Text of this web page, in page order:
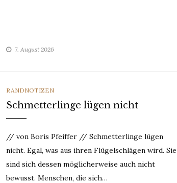
7. August 2026
CATEGORIES
RANDNOTIZEN
Schmetterlinge lügen nicht
// von Boris Pfeiffer // Schmetterlinge lügen
nicht. Egal, was aus ihren Flügelschlägen wird. Sie
sind sich dessen möglicherweise auch nicht
bewusst. Menschen, die sich…